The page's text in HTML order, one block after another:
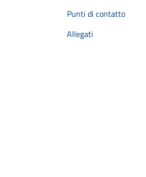
Punti di contatto
Allegati